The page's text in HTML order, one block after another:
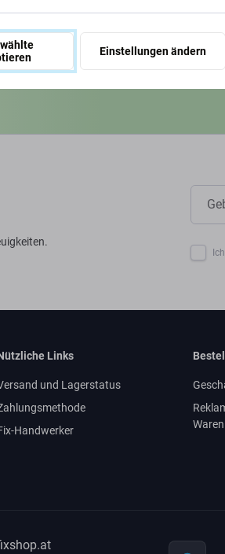
Prozesse anpassen, um
Links
und Lagerstatus
Handwerker
Einstellungen ändern